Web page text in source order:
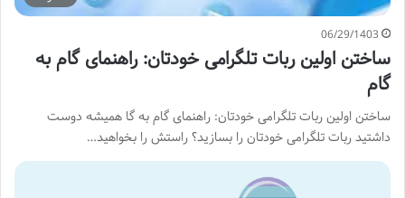
06/29/1403
ساختن اولین ربات تلگرامی خودتان: راهنمای گام به
گام
ساختن اولین ربات تلگرامی خودتان: راهنمای گام به گا همیشه دوست
داشتید ربات تلگرامی خودتان را بسازید؟ راستش را بخواهید…